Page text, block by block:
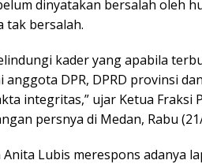
dinyatakan bersalah oleh
tak bersalah.
kader yang apabila
anggota DPR, DPRD provinsi
integritas,” ujar Ketua Fraksi
persnya di Medan, Rabu
Lubis merespons adanya